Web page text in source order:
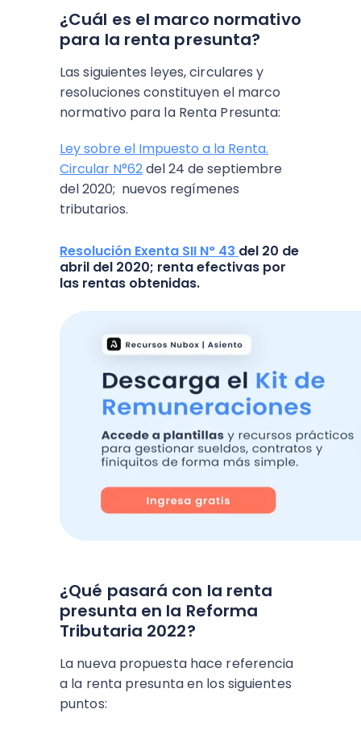
¿Cuál es el marco normativo
para la renta presunta?
Las siguientes leyes, circulares y
resoluciones constituyen el marco
normativo para la Renta Presunta:
Ley sobre el Impuesto a la Renta.
Circular N°62del 24 de septiembre
del 2020; nuevos regímenes
tributarios.
Resolución Exenta SII N° 43 del 20 de
abril del 2020; renta efectivas por
las rentas obtenidas.
¿Qué pasará con la renta
presunta en la Reforma
Tributaria 2022?
La nueva propuesta hace referencia
a la renta presunta en los siguientes
puntos: